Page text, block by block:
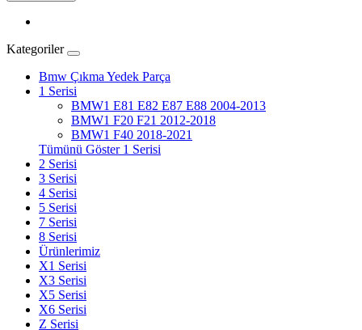
Kategoriler
Bmw Çıkma Yedek Parça
1 Serisi
BMW1 E81 E82 E87 E88 2004-2013
BMW1 F20 F21 2012-2018
BMW1 F40 2018-2021
Tümünü Göster 1 Serisi
2 Serisi
3 Serisi
4 Serisi
5 Serisi
7 Serisi
8 Serisi
Ürünlerimiz
X1 Serisi
X3 Serisi
X5 Serisi
X6 Serisi
Z Serisi